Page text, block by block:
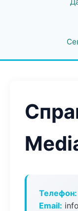
Телефон:
Email: